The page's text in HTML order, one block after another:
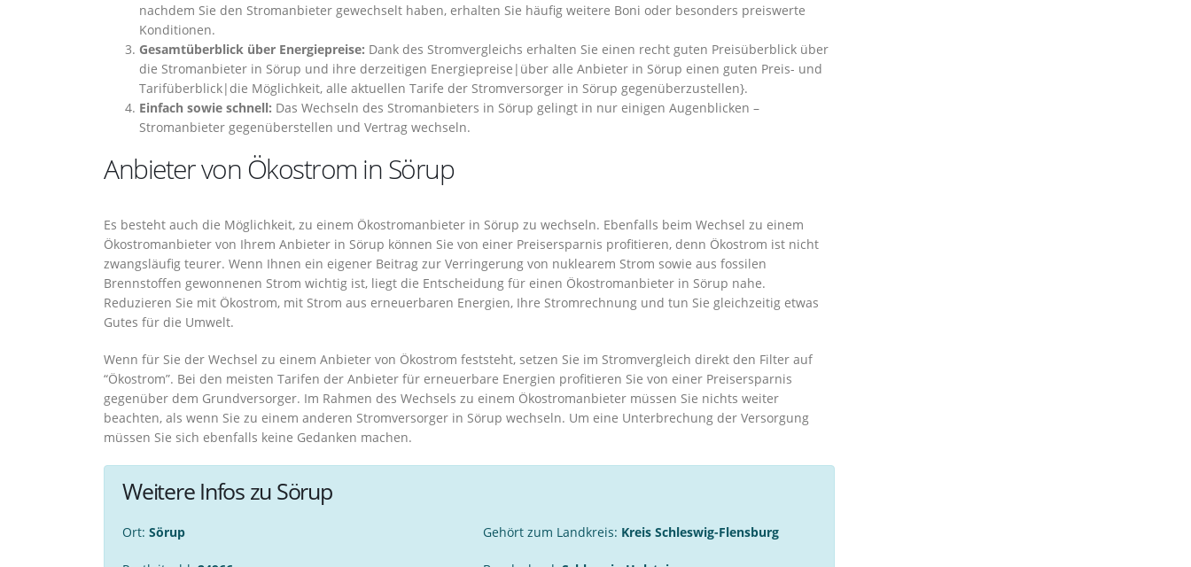
nachdem Sie den Stromanbieter gewechselt haben, erhalten Sie häufig weitere Boni oder besonders preiswerte
Konditionen.
Gesamtüberblick über Energiepreise: Dank des Stromvergleichs erhalten Sie einen recht guten Preisüberblick über
die Stromanbieter in Sörup und ihre derzeitigen Energiepreise|über alle Anbieter in Sörup einen guten Preis- und
Tarifüberblick|die Möglichkeit, alle aktuellen Tarife der Stromversorger in Sörup gegenüberzustellen}.
Einfach sowie schnell: Das Wechseln des Stromanbieters in Sörup gelingt in nur einigen Augenblicken –
Stromanbieter gegenüberstellen und Vertrag wechseln.
Anbieter von Ökostrom in Sörup
Es besteht auch die Möglichkeit, zu einem Ökostromanbieter in Sörup zu wechseln. Ebenfalls beim Wechsel zu einem
Ökostromanbieter von Ihrem Anbieter in Sörup können Sie von einer Preisersparnis profitieren, denn Ökostrom ist nicht
zwangsläufig teurer. Wenn Ihnen ein eigener Beitrag zur Verringerung von nuklearem Strom sowie aus fossilen
Brennstoffen gewonnenen Strom wichtig ist, liegt die Entscheidung für einen Ökostromanbieter in Sörup nahe.
Reduzieren Sie mit Ökostrom, mit Strom aus erneuerbaren Energien, Ihre Stromrechnung und tun Sie gleichzeitig etwas
Gutes für die Umwelt.
Wenn für Sie der Wechsel zu einem Anbieter von Ökostrom feststeht, setzen Sie im Stromvergleich direkt den Filter auf
“Ökostrom”. Bei den meisten Tarifen der Anbieter für erneuerbare Energien profitieren Sie von einer Preisersparnis
gegenüber dem Grundversorger. Im Rahmen des Wechsels zu einem Ökostromanbieter müssen Sie nichts weiter
beachten, als wenn Sie zu einem anderen Stromversorger in Sörup wechseln. Um eine Unterbrechung der Versorgung
müssen Sie sich ebenfalls keine Gedanken machen.
Weitere Infos zu Sörup
Ort: Sörup Gehört zum Landkreis: Kreis Schleswig-Flensburg